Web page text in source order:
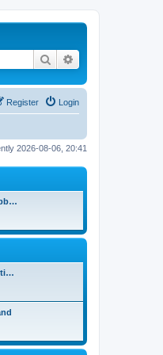
Search
Login
Register
2026-08-06, 20:41